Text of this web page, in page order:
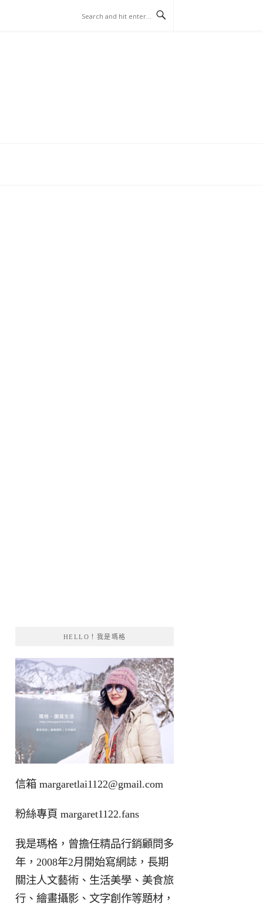
HELLO！我是瑪格
信箱 margaretlai1122@gmail.com
粉絲專頁 margaret1122.fans
我是瑪格，曾擔任精品行銷顧問多
年，2008年2月開始寫網誌，長期
關注人文藝術、生活美學、美食旅
行、繪畫攝影、文字創作等題材，